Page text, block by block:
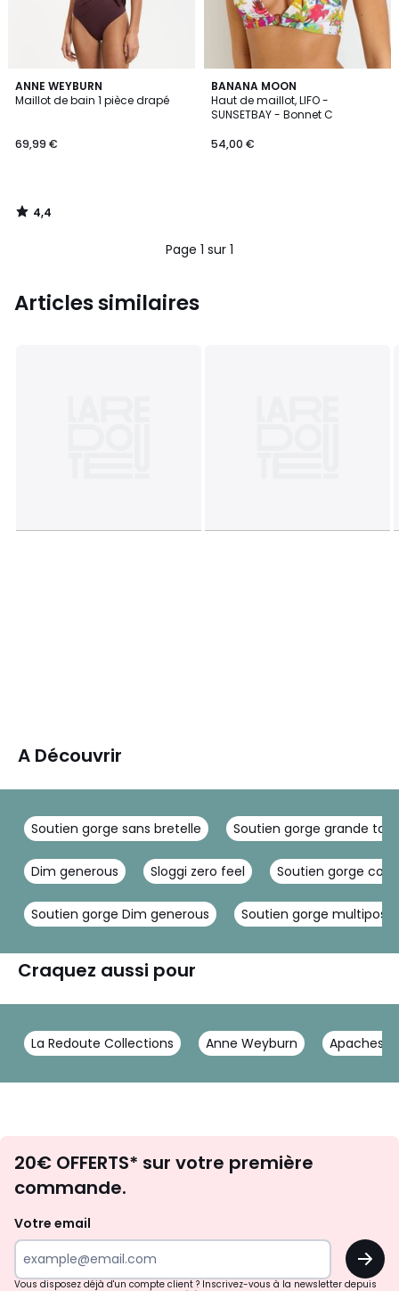
ANNE WEYBURN
Maillot de bain 1 pièce drapé
69,99 €
4,4
/ 5
4,4
/
BANANA MOON
Haut de maillot, LIFO -
SUNSETBAY - Bonnet C
54,00 €
Page 1 sur 1
Articles similaires
A Découvrir
Soutien gorge sans bretelle Soutien gorge grande
Dim generous Sloggi zero feel Soutien gorge
Soutien gorge Dim generous Soutien gorge
Craquez aussi pour
La Redoute Collections Anne Weyburn Apaches
d'inspirations
surprises?
20€ OFFERTS* sur votre première
commande.
Votre email
OK
Vous disposez déjà d'un compte client ? Inscrivez-vous à la newsletter depuis